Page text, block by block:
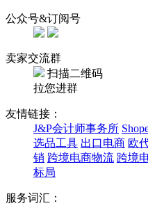
公众号&订阅号
卖家交流群
扫描二维码
拉您进群
友情链接：
J&P会计师事务所
选品工具 出口电商 欧
销 跨境电商物流 跨境
标局
服务词汇：